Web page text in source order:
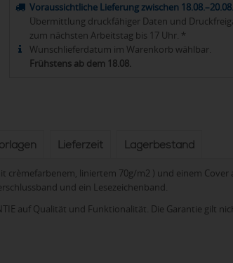
Voraussichtliche Lieferung zwischen 18.08.–20.08.
Übermittlung druckfähiger Daten und
zum nächsten Arbeitstag bis 17 Uhr. *
Wunschlieferdatum im Warenkorb wählbar.
Frühstens ab dem 18.08.
Lieferzeit Lagerbestand
crèmefarbenem, liniertem 70g/m2 ) und einem Cover
und ein Lesezeichenband.
auf Qualität und Funktionalität. Die Garantie gilt